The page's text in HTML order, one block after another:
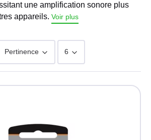
une amplification sonore plus
appareils. Voir plus
Pertinence 6